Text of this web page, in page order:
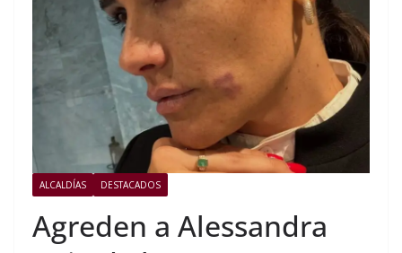
ALCALDÍAS DESTACADOS
Agreden a Alessandra